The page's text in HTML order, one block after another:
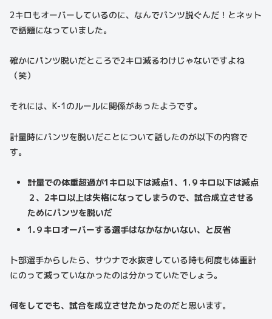
2キロもオーバーしているのに、なんでパンツ脱ぐんだ！とネット
で話題になっていました。
確かにパンツ脱いだところで2キロ減るわけじゃないですよね
（笑）
それには、K-1のルールに関係があったようです。
計量時にパンツを脱いだことについて話したのが以下の内容で
す。
計量での体重超過が1キロ以下は減点1、1.９キロ以下は減点
２、2キロ以上は失格になってしまうので、試合成立させる
ためにパンツを脱いだ
1.９キロオーバーする選手はなかなかいない、と反省
卜部選手からしたら、サウナで水抜きしている時も何度も体重計
にのって減っていなかったのは分かっていたでしょう。
何をしてでも、 試合を成立させたかったのだと思います。